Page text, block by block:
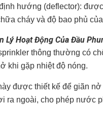
hướng (deflector):
cháy và độ bao phủ
Lý Hoạt Động Của Đầu
thông thường có
khi gặp nhiệt độ nóng.
được thiết kế để giãn
ra ngoài, cho phép nước